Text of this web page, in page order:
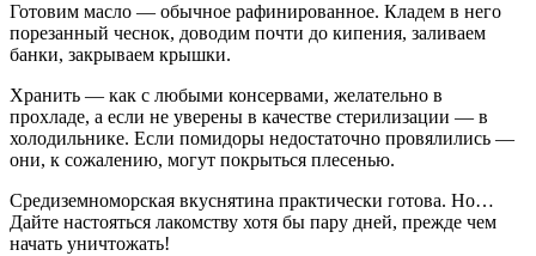
Готовим масло — обычное рафинированное. Кладем в него
порезанный чеснок, доводим почти до кипения, заливаем
банки, закрываем крышки.
Хранить — как с любыми консервами, желательно в
прохладе, а если не уверены в качестве стерилизации — в
холодильнике. Если помидоры недостаточно провялились —
они, к сожалению, могут покрыться плесенью.
Средиземноморская вкуснятина практически готова. Но…
Дайте настояться лакомству хотя бы пару дней, прежде чем
начать уничтожать!